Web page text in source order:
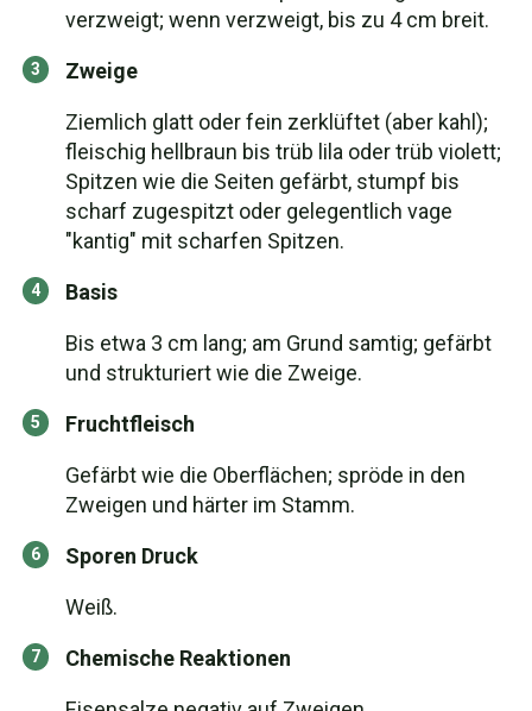
verzweigt; wenn verzweigt, bis zu 4 cm breit.
Zweige
Ziemlich glatt oder fein zerklüftet (aber kahl);
fleischig hellbraun bis trüb lila oder trüb violett;
Spitzen wie die Seiten gefärbt, stumpf bis
scharf zugespitzt oder gelegentlich vage
"kantig" mit scharfen Spitzen.
Basis
Bis etwa 3 cm lang; am Grund samtig; gefärbt
und strukturiert wie die Zweige.
Fruchtfleisch
Gefärbt wie die Oberflächen; spröde in den
Zweigen und härter im Stamm.
Sporen Druck
Weiß.
Chemische Reaktionen